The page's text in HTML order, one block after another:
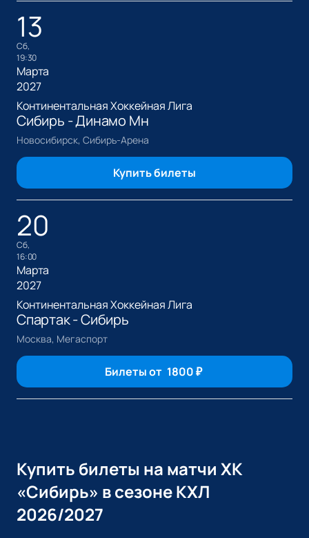
13
сб,
19:30
Марта
2027
Континентальная Хоккейная Лига
Сибирь - Динамо Мн
Новосибирск, Сибирь-Арена
Купить билеты
20
сб,
16:00
Марта
2027
Континентальная Хоккейная Лига
Спартак - Сибирь
Москва, Мегаспорт
Билеты от 1800₽
Купить билеты на матчи ХК
«Сибирь» в сезоне КХЛ
2026/2027